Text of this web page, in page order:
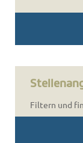
Filtern und